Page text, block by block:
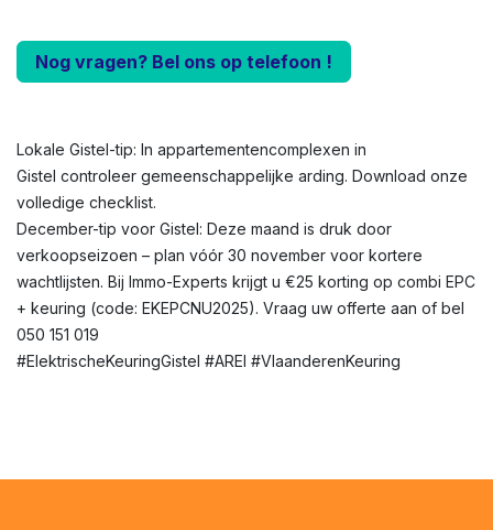
Nog vragen? Bel ons op telefoon !
Lokale Gistel-tip: In appartementencomplexen in
Gistel controleer gemeenschappelijke arding. Download onze
volledige checklist.
December-tip voor Gistel: Deze maand is druk door
verkoopseizoen – plan vóór 30 november voor kortere
wachtlijsten. Bij Immo-Experts krijgt u €25 korting op combi EPC
+ keuring (code: EKEPCNU2025). Vraag uw offerte aan of bel
050 151 019
#ElektrischeKeuringGistel #AREI #VlaanderenKeuring